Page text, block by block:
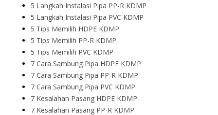
5 Langkah Instalasi Pipa PP-R KDMP
5 Langkah Instalasi Pipa PVC KDMP
5 Tips Memilih HDPE KDMP
5 Tips Memilih PP-R KDMP
5 Tips Memilih PVC KDMP
7 Cara Sambung Pipa HDPE KDMP
7 Cara Sambung Pipa PP-R KDMP
7 Cara Sambung Pipa PVC KDMP
7 Kesalahan Pasang HDPE KDMP
7 Kesalahan Pasang PP-R KDMP